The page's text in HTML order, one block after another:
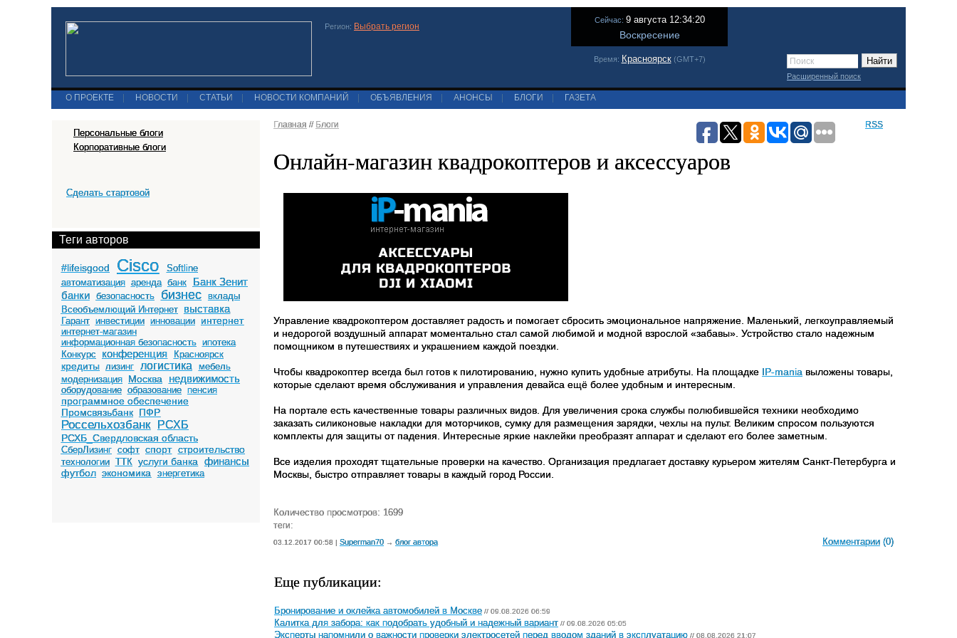
Регион: Выбрать регион
Сейчас: 9 августа 12:34:20
Воскресение
Время: Красноярск(GMT+7)
Расширенный поиск
О ПРОЕКТЕ НОВОСТИ СТАТЬИ НОВОСТИ КОМПАНИЙ ОБЪЯВЛЕНИЯ АНОНСЫ БЛОГИ ГАЗЕТА
Персональные блоги
Корпоративные блоги
Сделать стартовой
Теги авторов
#lifeisgood Cisco
Softline
автоматизация аренда банк
Банк Зенит
банки безопасность бизнес
вклады
Всеобъемлющий Интернет
выставка
Гарант инвестиции инновации интернет
интернет-магазин
информационная безопасность ипотека
Конкурс
конференция Красноярск
кредиты лизинг логистика
мебель
модернизация
Москва недвижимость
оборудование образование пенсия
программное обеспечение
Промсвязьбанк ПФР
Россельхозбанк РСХБ
РСХБ_Свердловская область
СберЛизинг софт спорт строительство
технологии ТТК услуги банка финансы
футбол экономика энергетика
Главная // Блоги RSS
Онлайн-магазин квадрокоптеров и аксессуаров
Управление квадрокоптером доставляет радость и помогает сбросить эмоциональное напряжение. Маленький, легкоуправляемый
и недорогой воздушный аппарат моментально стал самой любимой и модной взрослой «забавы». Устройство стало надежным
помощником в путешествиях и украшением каждой поездки.
Чтобы квадрокоптер всегда был готов к пилотированию, нужно купить удобные атрибуты. На площадке IP-mania выложены товары,
которые сделают время обслуживания и управления девайса ещё более удобным и интересным.
На портале есть качественные товары различных видов. Для увеличения срока службы полюбившейся техники необходимо
заказать силиконовые накладки для моторчиков, сумку для размещения зарядки, чехлы на пульт. Великим спросом пользуются
комплекты для защиты от падения. Интересные яркие наклейки преобразят аппарат и сделают его более заметным.
Все изделия проходят тщательные проверки на качество. Организация предлагает доставку курьером жителям Санкт-Петербурга и
Москвы, быстро отправляет товары в каждый город России.
Количество просмотров: 1699
теги:
03.12.2017 00:58 | Superman70 → блог автора Комментарии (0)
Еще публикации:
Бронирование и оклейка автомобилей в Москве // 09.08.2026 06:59
Калитка для забора: как подобрать удобный и надежный вариант // 09.08.2026 05:05
Эксперты напомнили о важности проверки электросетей перед вводом зданий в эксплуатацию // 08.08.2026 21:07